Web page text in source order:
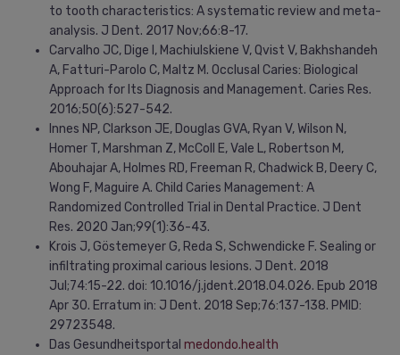
to tooth characteristics: A systematic review and meta-
analysis. J Dent. 2017 Nov;66:8-17.
Carvalho JC, Dige I, Machiulskiene V, Qvist V, Bakhshandeh
A, Fatturi-Parolo C, Maltz M. Occlusal Caries: Biological
Approach for Its Diagnosis and Management. Caries Res.
2016;50(6):527-542.
Innes NP, Clarkson JE, Douglas GVA, Ryan V, Wilson N,
Homer T, Marshman Z, McColl E, Vale L, Robertson M,
Abouhajar A, Holmes RD, Freeman R, Chadwick B, Deery C,
Wong F, Maguire A. Child Caries Management: A
Randomized Controlled Trial in Dental Practice. J Dent
Res. 2020 Jan;99(1):36-43.
Krois J, Göstemeyer G, Reda S, Schwendicke F. Sealing or
infiltrating proximal carious lesions. J Dent. 2018
Jul;74:15-22. doi: 10.1016/j.jdent.2018.04.026. Epub 2018
Apr 30. Erratum in: J Dent. 2018 Sep;76:137-138. PMID:
29723548.
Das Gesundheitsportal medondo.health